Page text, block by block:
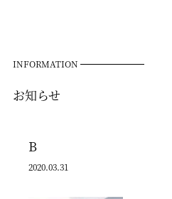
INFORMATION
お知らせ
B
2020.03.31